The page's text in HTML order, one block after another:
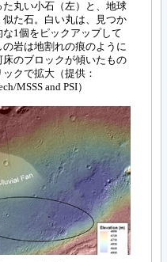
た丸い小石（左）と、地球
た石。白い丸は、見つか
な1個をピックアップして
の岩は地割れの痕のように
床のブロックが傾いたもの
クで拡大（提供：
MSSS and PSI）